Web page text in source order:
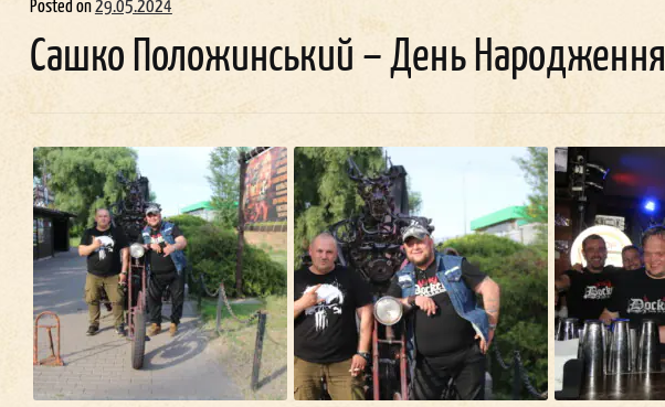
Posted on29.05.2024
Сашко Положинський – День Народження